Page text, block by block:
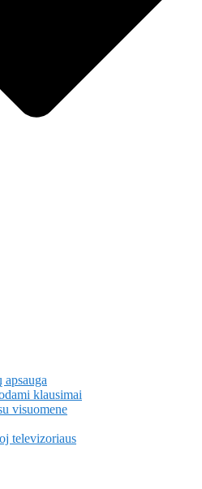
apsauga
klausimai
visuomene
televizoriaus